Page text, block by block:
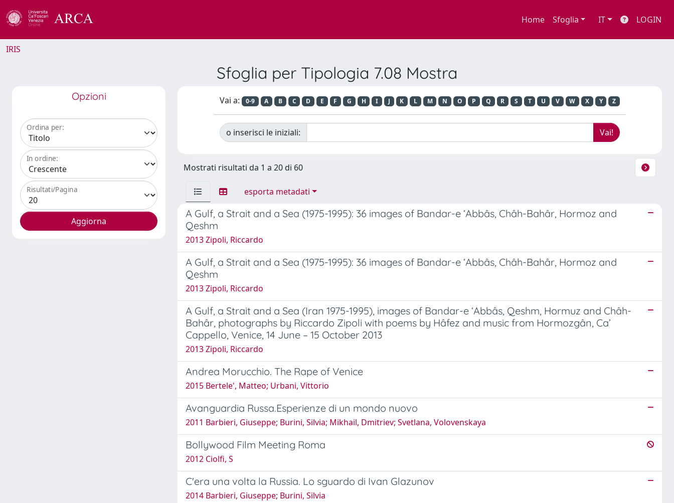
Home Sfoglia IT LOGIN
IRIS
Sfoglia per Tipologia 7.08 Mostra
Opzioni
Ordina per:
In ordine:
Risultati/Pagina
Vai a: 0-9 A B C D E F G H I J K L M N O P Q R S T U V W X Y Z
o inserisci le iniziali:
Mostrati risultati da 1 a 20 di 60
esporta metadati
A Gulf, a Strait and a Sea (1975-1995): 36 images of Bandar-e ‘Abbâs, Châh-Bahâr, Hormoz and
Qeshm
2013 Zipoli, Riccardo
A Gulf, a Strait and a Sea (1975-1995): 36 images of Bandar-e ‘Abbâs, Châh-Bahâr, Hormoz and
Qeshm
2013 Zipoli, Riccardo
A Gulf, a Strait and a Sea (Iran 1975-1995), images of Bandar-e ‘Abbâs, Qeshm, Hormuz and Châh-
Bahâr, photographs by Riccardo Zipoli with poems by Hâfez and music from Hormozgân, Ca’
Cappello, Venice, 14 June – 15 October 2013
2013 Zipoli, Riccardo
Andrea Morucchio. The Rape of Venice
2015 Bertele', Matteo; Urbani, Vittorio
Avanguardia Russa.Esperienze di un mondo nuovo
2011 Barbieri, Giuseppe; Burini, Silvia; Mikhail, Dmitriev; Svetlana, Volovenskaya
Bollywood Film Meeting Roma
2012 Ciolfi, S
C'era una volta la Russia. Lo sguardo di Ivan Glazunov
2014 Barbieri, Giuseppe; Burini, Silvia